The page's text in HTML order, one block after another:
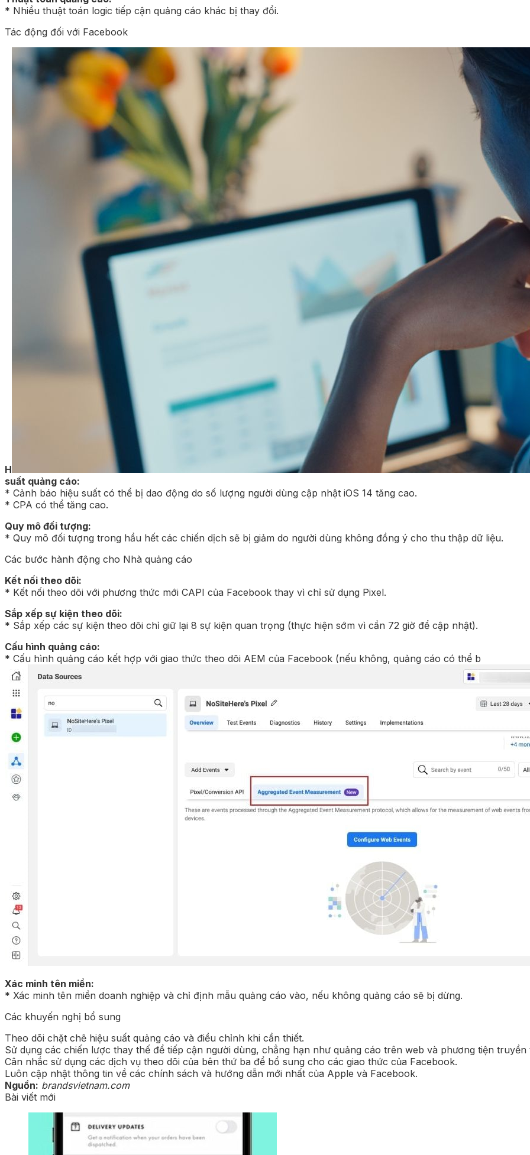
* Nhiều thuật toán logic tiếp cận quảng cáo khác bị thay đổi.
Tác động đối với Facebook
H
suất quảng cáo:
* Cảnh báo hiệu suất có thể bị dao động do số lượng người dùng cập nhật iOS 14 tăng cao.
* CPA có thể tăng cao.
Quy mô đối tượng:
* Quy mô đối tượng trong hầu hết các chiến dịch sẽ bị giảm do người dùng không đồng ý cho thu thập dữ liệu.
Các bước hành động cho Nhà quảng cáo
Kết nối theo dõi:
* Kết nối theo dõi với phương thức mới CAPI của Facebook thay vì chỉ sử dụng Pixel.
Sắp xếp sự kiện theo dõi:
* Sắp xếp các sự kiện theo dõi chỉ giữ lại 8 sự kiện quan trọng (thực hiện sớm vì cần 72 giờ để cập nhật).
Cấu hình quảng cáo:
* Cấu hình quảng cáo kết hợp với giao thức theo dõi AEM của Facebook (nếu không, quảng cáo có thể b
Xác minh tên miền:
* Xác minh tên miền doanh nghiệp và chỉ định mẫu quảng cáo vào, nếu không quảng cáo sẽ bị dừng.
Các khuyến nghị bổ sung
Theo dõi chặt chẽ hiệu suất quảng cáo và điều chỉnh khi cần thiết.
Sử dụng các chiến lược thay thế để tiếp cận người dùng, chẳng hạn như quảng cáo trên web và phương tiện
Cân nhắc sử dụng các dịch vụ theo dõi của bên thứ ba để bổ sung cho các giao thức của Facebook.
Luôn cập nhật thông tin về các chính sách và hướng dẫn mới nhất của Apple và Facebook.
Nguồn: brandsvietnam.com
Bài viết mới